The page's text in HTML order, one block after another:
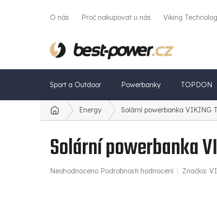
O nás Proč nakupovat u nás Viking
Sport a Outdoor Powerbanky TOPDON
Domů Energy Solární powerbanka VIKING
Solární powerbanka
Průměrné
Neohodnoceno Podrobnosti hodnocení Značka: